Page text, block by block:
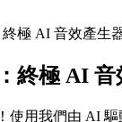
極 AI 音效產生
終極 AI 音
使用我們由 AI